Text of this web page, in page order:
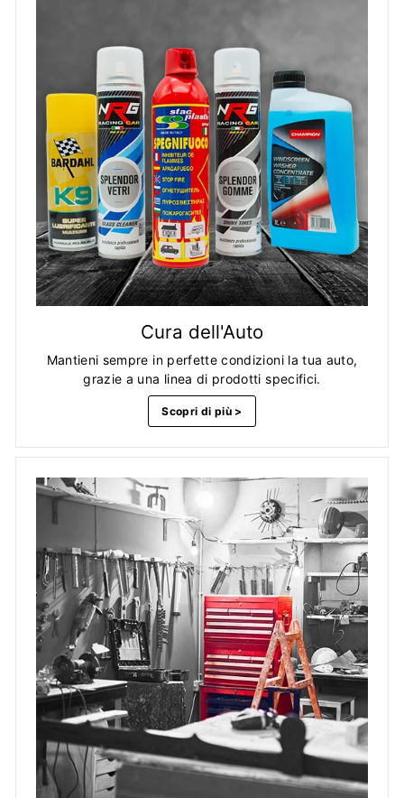
Cura dell'Auto
Mantieni sempre in perfette condizioni la tua auto,
grazie a una linea di prodotti specifici.
Scopri di più >